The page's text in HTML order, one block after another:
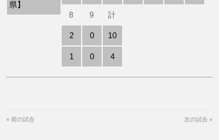
県】
8
2
1
9
0
0
計
10
4
«前の試合 次の試合 »